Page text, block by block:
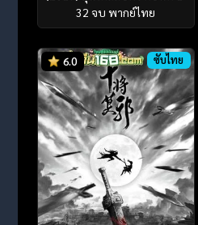
32 จบ พากย์ไทย
6.0 ซับไทย